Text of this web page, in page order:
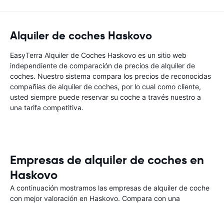
Alquiler de coches Haskovo
EasyTerra Alquiler de Coches Haskovo es un sitio web
independiente de comparación de precios de alquiler de
coches. Nuestro sistema compara los precios de reconocidas
compañías de alquiler de coches, por lo cual como cliente,
usted siempre puede reservar su coche a través nuestro a
una tarifa competitiva.
Empresas de alquiler de coches en
Haskovo
A continuación mostramos las empresas de alquiler de coche
con mejor valoración en Haskovo. Compara con una